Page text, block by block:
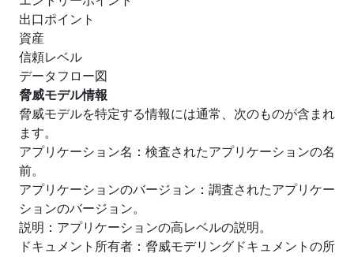
出口ポイント
資産
信頼レベル
データフロー図
脅威モデル情報
脅威モデルを特定する情報には通常、次のものが含まれ
ます。
アプリケーション名 ： 検査されたアプリケーションの名
前。
アプリケーションのバージョン ： 調査されたアプリケー
ションのバージョン。
説明 ： アプリケーションの高レベルの説明。
ドキュメント所有者 ： 脅威モデリングドキュメントの所